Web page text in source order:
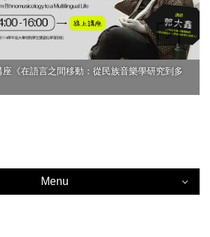
《在語言之間移動：從民族音樂學研究到多
Menu